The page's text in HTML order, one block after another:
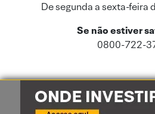
De segunda a sexta-feira
Se não estiver
0800-722-
Este site usa cookies e dados pessoais de
Cookies
e a nossaPolítica